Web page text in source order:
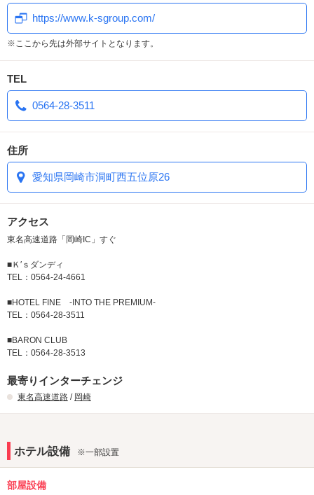
https://www.k-sgroup.com/
※ここから先は外部サイトとなります。
TEL
0564-28-3511
住所
愛知県岡崎市洞町西五位原26
アクセス
東名高速道路「岡崎IC」すぐ
■Ｋ′ｓダンディ
TEL：0564-24-4661
■HOTEL FINE -INTO THE PREMIUM-
TEL：0564-28-3511
■BARON CLUB
TEL：0564-28-3513
最寄りインターチェンジ
東名高速道路 / 岡崎
ホテル設備 ※一部設置
部屋設備